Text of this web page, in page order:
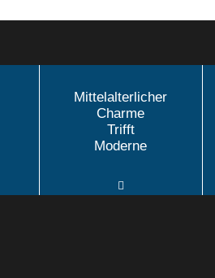
Mittelalterlicher
Charme
Trifft
Moderne